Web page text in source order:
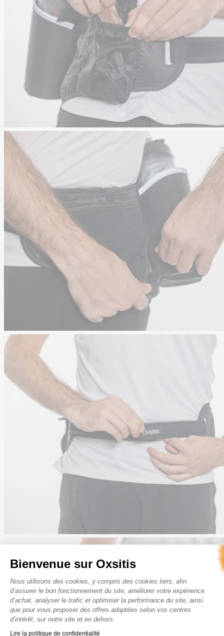
Bienvenue sur Oxsitis
Plateforme de Gestion du
Nous utilisons des cookies, y compris des cookies tiers, afin
d’assurer le bon fonctionnement du site, améliorer votre expérience
d’achat, analyser le trafic et optimiser la performance du site, ainsi
que pour vous proposer des offres adaptées selon vos centres
d’intérêt, sur notre site et en dehors.
Lire la politique de confidentialitéAxeptio consent